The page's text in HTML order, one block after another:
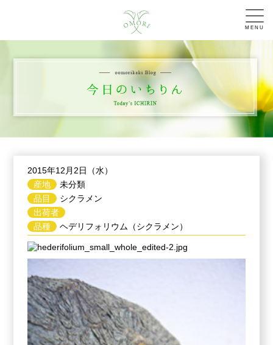
MENU
2015年12月2日（水）
産地
未分類
品目
シクラメン
出荷者
品種
ヘデリフォリウム（シクラメン）